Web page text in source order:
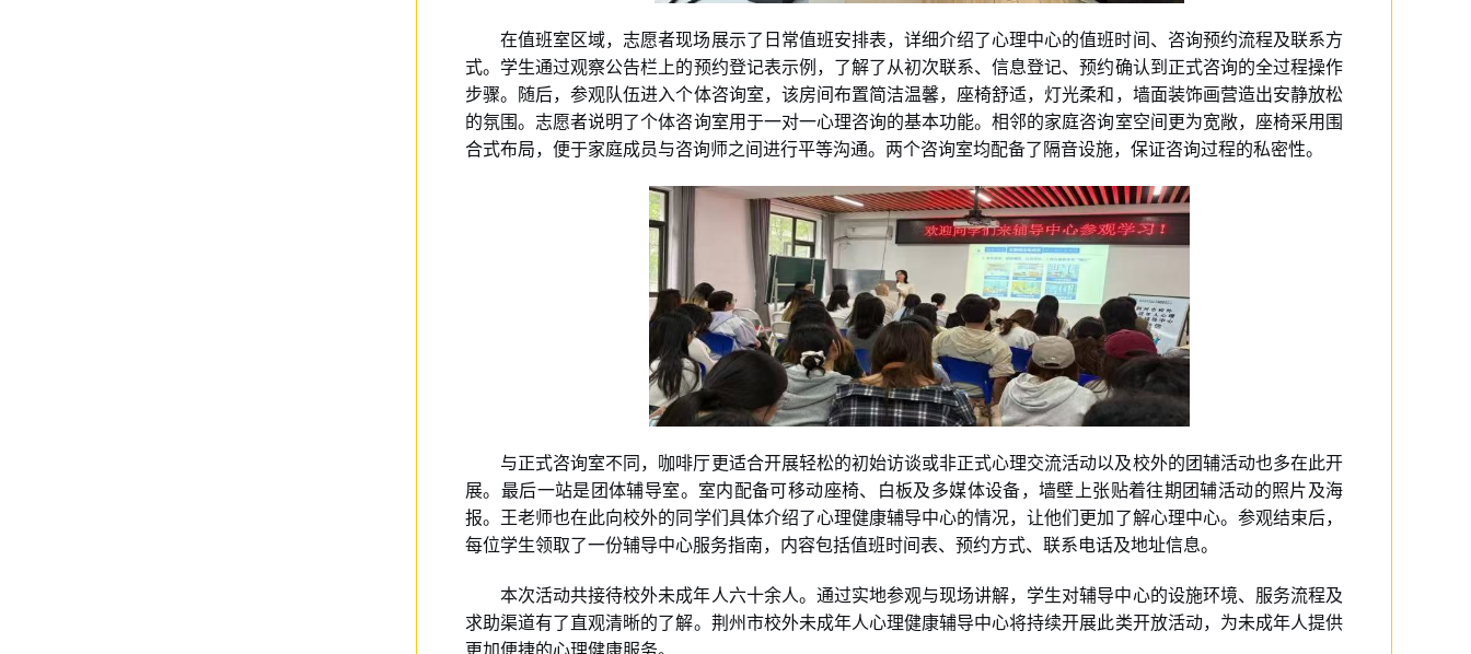
在值班室区域，志愿者现场展示了日常值班安排表，详细介绍了心理中心的值班时间、咨询预约流程及联系方
式。学生通过观察公告栏上的预约登记表示例，了解了从初次联系、信息登记、预约确认到正式咨询的全过程操作
步骤。随后，参观队伍进入个体咨询室，该房间布置简洁温馨，座椅舒适，灯光柔和，墙面装饰画营造出安静放松
的氛围。志愿者说明了个体咨询室用于一对一心理咨询的基本功能。相邻的家庭咨询室空间更为宽敞，座椅采用围
合式布局，便于家庭成员与咨询师之间进行平等沟通。两个咨询室均配备了隔音设施，保证咨询过程的私密性。
与正式咨询室不同，咖啡厅更适合开展轻松的初始访谈或非正式心理交流活动以及校外的团辅活动也多在此开
展。最后一站是团体辅导室。室内配备可移动座椅、白板及多媒体设备，墙壁上张贴着往期团辅活动的照片及海
报。王老师也在此向校外的同学们具体介绍了心理健康辅导中心的情况，让他们更加了解心理中心。参观结束后，
每位学生领取了一份辅导中心服务指南，内容包括值班时间表、预约方式、联系电话及地址信息。
本次活动共接待校外未成年人六十余人。通过实地参观与现场讲解，学生对辅导中心的设施环境、服务流程及
求助渠道有了直观清晰的了解。荆州市校外未成年人心理健康辅导中心将持续开展此类开放活动，为未成年人提供
更加便捷的心理健康服务。